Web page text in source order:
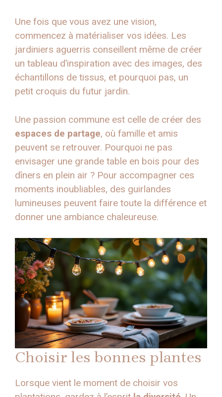
Une fois que vous avez une vision,
commencez à matérialiser vos idées. Les
jardiniers aguerris conseillent même de créer
un tableau d’inspiration avec des images, des
échantillons de tissus, et pourquoi pas, un
petit croquis du futur jardin.
Une passion commune est celle de créer des
espaces de partage, où famille et amis
peuvent se retrouver. Pourquoi ne pas
envisager une grande table en bois pour des
dîners en plein air ? Pour accompagner ces
moments inoubliables, des guirlandes
lumineuses peuvent faire toute la différence et
donner une ambiance chaleureuse.
Choisir les bonnes plantes
Lorsque vient le moment de choisir vos